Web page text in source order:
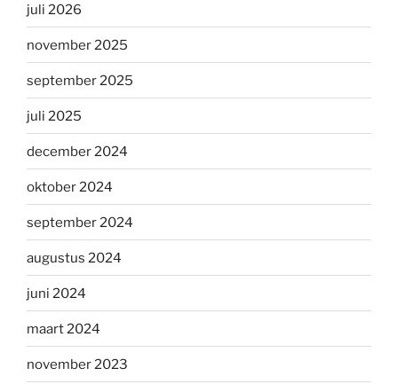
juli 2026
november 2025
september 2025
juli 2025
december 2024
oktober 2024
september 2024
augustus 2024
juni 2024
maart 2024
november 2023